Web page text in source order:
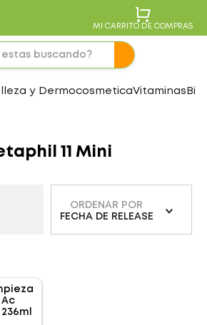
MI CARRITO DE COMPRAS
y DermocosmeticaVitaminas
11 Mini
ORDENAR POR
FECHA DE RELEASE